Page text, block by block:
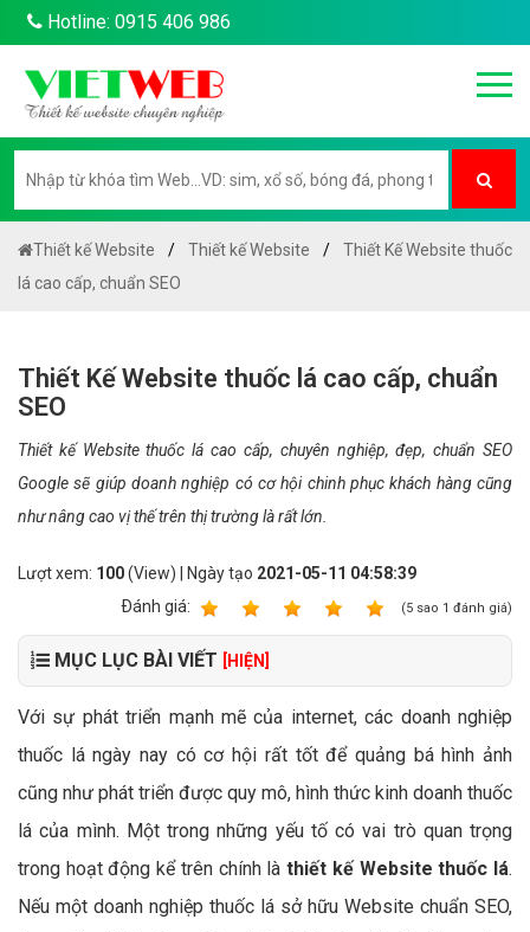
Hotline: 0915 406 986
Thiết kế Website Thiết kế Website
Thiết Kế Website thuốc
lá cao cấp, chuẩn SEO
Thiết Kế Website thuốc lá cao cấp, chuẩn
SEO
Thiết kế Website thuốc lá cao cấp, chuyên nghiệp, đẹp, chuẩn SEO
Google sẽ giúp doanh nghiệp có cơ hội chinh phục khách hàng cũng
như nâng cao vị thế trên thị trường là rất lớn.
Lượt xem: 100(View) | Ngày tạo 2021-05-11 04:58:39
Ðánh giá:
(5 sao 1 đánh giá)
MỤC LỤC BÀI VIẾT [HIỆN]
Với sự phát triển mạnh mẽ của internet, các doanh nghiệp
thuốc lá ngày nay có cơ hội rất tốt để quảng bá hình ảnh
cũng như phát triển được quy mô, hình thức kinh doanh thuốc
lá của mình. Một trong những yếu tố có vai trò quan trọng
trong hoạt động kể trên chính làthiết kế Website thuốc lá.
Nếu một doanh nghiệp thuốc lá sở hữu Website chuẩn SEO,